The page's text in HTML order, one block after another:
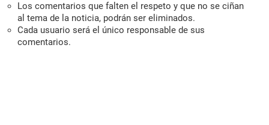
Los comentarios que falten el respeto y que no se ciñan
al tema de la noticia, podrán ser eliminados.
Cada usuario será el único responsable de sus
comentarios.